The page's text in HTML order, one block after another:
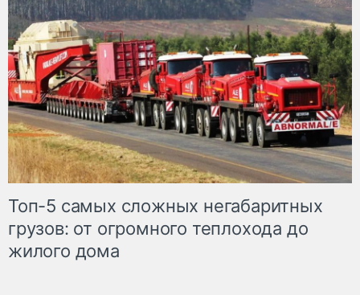
Топ-5 самых сложных негабаритных
грузов: от огромного теплохода до
жилого дома